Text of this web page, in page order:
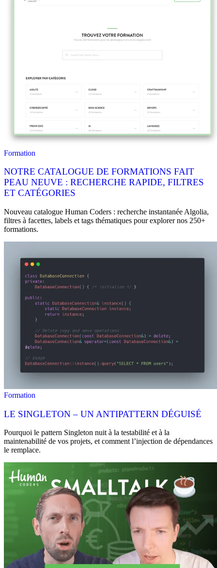
Formation
NOTRE CATALOGUE DE FORMATIONS FAIT
PEAU NEUVE : RECHERCHE RAPIDE, FILTRES
ET CATÉGORIES
Nouveau catalogue Human Coders : recherche instantanée Algolia,
filtres à facettes, labels et tags thématiques pour explorer nos 250+
formations.
Formation
LE SINGLETON – UN ANTIPATTERN DÉGUISÉ
Pourquoi le pattern Singleton nuit à la testabilité et à la
maintenabilité de vos projets, et comment l’injection de dépendances
le remplace.